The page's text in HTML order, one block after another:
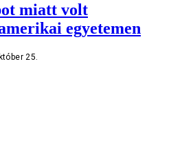
miatt volt
egyetemen
25.